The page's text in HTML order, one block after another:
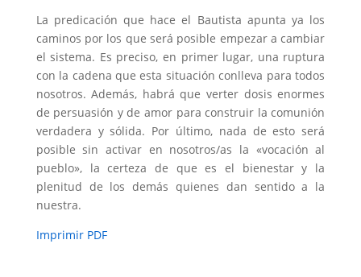
La predicación que hace el Bautista apunta ya los
caminos por los que será posible empezar a cambiar
el sistema. Es preciso, en primer lugar, una ruptura
con la cadena que esta situación conlleva para todos
nosotros. Además, habrá que verter dosis enormes
de persuasión y de amor para construir la comunión
verdadera y sólida. Por último, nada de esto será
posible sin activar en nosotros/as la «vocación al
pueblo», la certeza de que es el bienestar y la
plenitud de los demás quienes dan sentido a la
nuestra.
Imprimir PDF